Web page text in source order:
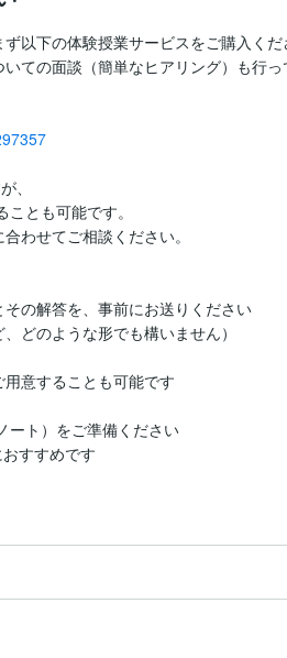
以下の体験授業サービスをご購入くだ
ての面談（簡単なヒアリング）も行っ
、
とも可能です。
わせてご相談ください。
の解答を、事前にお送りください
どのような形でも構いません）
意することも可能です
ート）をご準備ください
すすめです